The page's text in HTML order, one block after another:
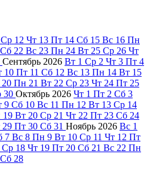
Ср 12 Чт 13 Пт 14 Сб 15 Вс 16 Пн
Сб 22 Вс 23 Пн 24 Вт 25 Ср 26 Чт
Сентябрь 2026 Вт 1 Ср 2 Чт 3 Пт 4
10 Пт 11 Сб 12 Вс 13 Пн 14 Вт 15
20 Пн 21 Вт 22 Ср 23 Чт 24 Пт 25
30 Октябрь 2026 Чт 1 Пт 2 Сб 3
9 Сб 10 Вс 11 Пн 12 Вт 13 Ср 14
19 Вт 20 Ср 21 Чт 22 Пт 23 Сб 24
29 Пт 30 Сб 31 Ноябрь 2026 Вс 1
7 Вс 8 Пн 9 Вт 10 Ср 11 Чт 12 Пт
Ср 18 Чт 19 Пт 20 Сб 21 Вс 22 Пн
Сб 28